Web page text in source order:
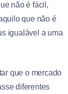
não é fácil,
que não é
igualável a uma
que o mercado
diferentes